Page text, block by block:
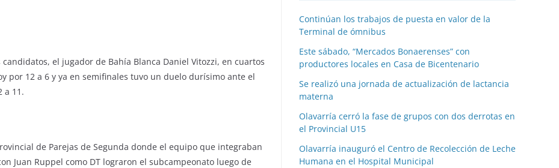
el jugador de Bahía Blanca Daniel Vitozzi, en cuartos
por 12 a 6 y ya en semifinales tuvo un duelo durísimo ante el
a 11.
de Parejas de Segunda donde el equipo que integraban
Juan Ruppel como DT lograron el subcampeonato luego de
Continúan los trabajos de puesta en valor de la
Terminal de ómnibus
Este sábado, “Mercados Bonaerenses” con
productores locales en Casa de Bicentenario
Se realizó una jornada de actualización de lactancia
materna
Olavarría cerró la fase de grupos con dos derrotas en
el Provincial U15
Olavarría inauguró el Centro de Recolección de Leche
Humana en el Hospital Municipal